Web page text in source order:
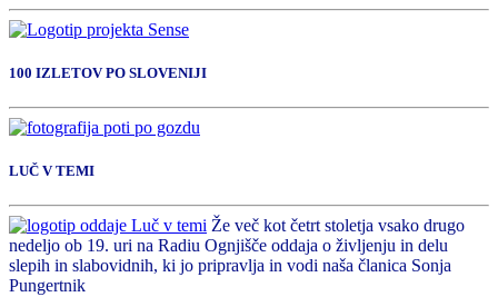
100 IZLETOV PO SLOVENIJI
LUČ V TEMI
Že več kot četrt stoletja vsako drugo
nedeljo ob 19. uri na Radiu Ognjišče oddaja o življenju in delu
slepih in slabovidnih, ki jo pripravlja in vodi naša članica Sonja
Pungertnik